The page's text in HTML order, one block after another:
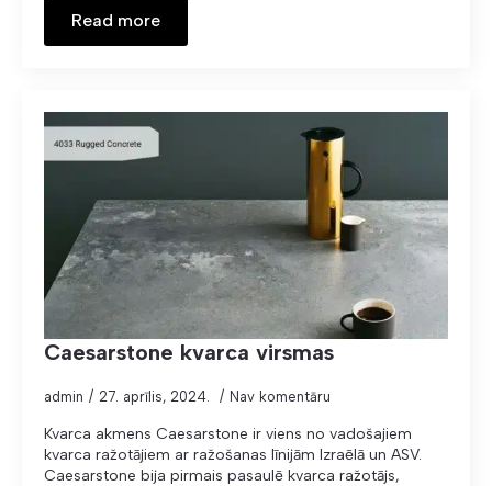
Read more
Caesarstone kvarca virsmas
admin 27. aprīlis, 2024. Nav komentāru
Kvarca akmens Caesarstone ir viens no vadošajiem
kvarca ražotājiem ar ražošanas līnijām Izraēlā un ASV.
Caesarstone bija pirmais pasaulē kvarca ražotājs,